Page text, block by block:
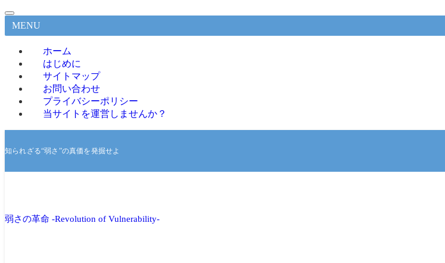
MENU
ホーム
はじめに
サイトマップ
お問い合わせ
プライバシーポリシー
当サイトを運営しませんか？
知られざる“弱さ”の真価を発掘せよ
弱さの革命 -Revolution of Vulnerability-